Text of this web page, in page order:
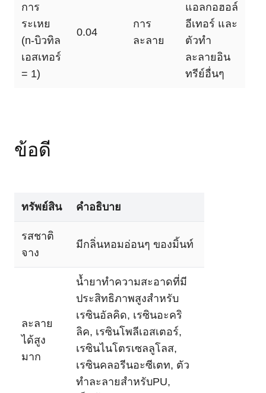
การ
ระเหย
(n-บิวทิล
เอสเทอร์
= 1)
0.04
การ
ละลาย
แอลกอฮอล์
อีเทอร์ และ
ตัวทำ
ละลายอิน
ทรีย์อื่นๆ
ข้อดี
ทรัพย์สิน คำอธิบาย
รสชาติ
จาง
มีกลิ่นหอมอ่อนๆ ของมิ้นท์
ละลาย
ได้สูง
มาก
น้ำยาทำความสะอาดที่มี
ประสิทธิภาพสูงสำหรับ
เรซินอัลคิด, เรซินอะคริ
ลิค, เรซินโพลีเอสเตอร์,
เรซินไนโตรเซลลูโลส,
เรซินคลอรีนอะซีเตท, ตัว
ทำละลายสำหรับPU,